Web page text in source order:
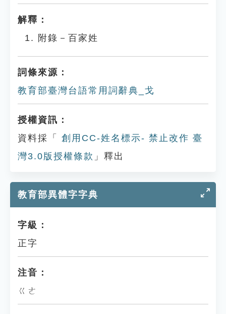
解釋：
附錄－百家姓
詞條來源：
教育部臺灣台語常用詞辭典_戈
授權資訊：
資料採「
創用CC-姓名標示- 禁止改作 臺
灣3.0版授權條款 」釋出
教育部異體字字典
字級：
正字
注音：
ㄍㄜ